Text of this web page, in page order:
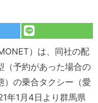
）は、同社の配
（予約があった場合の
）の乗合タクシー（愛
年1月4日より群馬県